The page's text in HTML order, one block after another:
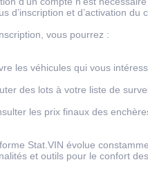
d’inscription et d’activation
vous pourrez :
les véhicules qui vous
des lots à votre liste de
les prix finaux des
Stat.VIN évolue
et outils pour le confort